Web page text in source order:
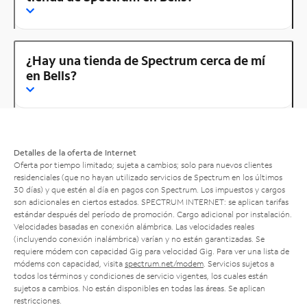
¿Hay una tienda de Spectrum cerca de mí
en Bells?
Detalles de la oferta de Internet
Oferta por tiempo limitado; sujeta a cambios; solo para nuevos clientes
residenciales (que no hayan utilizado servicios de Spectrum en los últimos
30 días) y que estén al día en pagos con Spectrum. Los impuestos y cargos
son adicionales en ciertos estados. SPECTRUM INTERNET: se aplican tarifas
estándar después del período de promoción. Cargo adicional por instalación.
Velocidades basadas en conexión alámbrica. Las velocidades reales
(incluyendo conexión inalámbrica) varían y no están garantizadas. Se
requiere módem con capacidad Gig para velocidad Gig. Para ver una lista de
módems con capacidad, visita spectrum.net/modem . Servicios sujetos a
todos los términos y condiciones de servicio vigentes, los cuales están
sujetos a cambios. No están disponibles en todas las áreas. Se aplican
restricciones.